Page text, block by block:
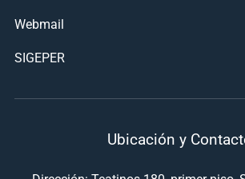
Webmail
SIGEPER
Ubicación y